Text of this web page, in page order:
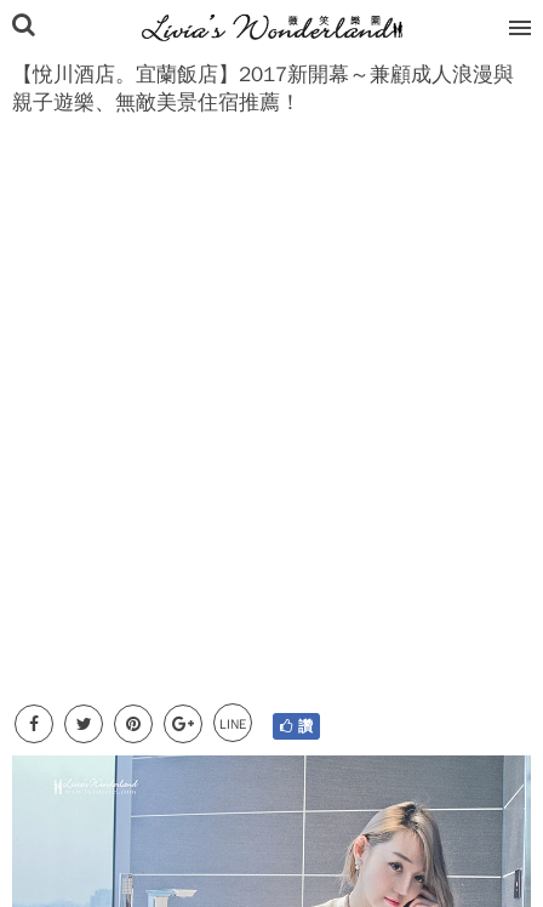
【悅川酒店。宜蘭飯店】2017新開幕～兼顧成人浪漫與
親子遊樂、無敵美景住宿推薦！
LINE 讚